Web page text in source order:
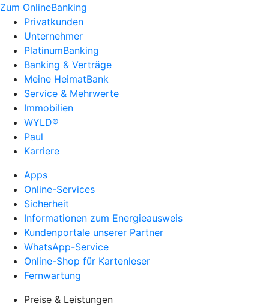
Zum OnlineBanking
Privatkunden
Unternehmer
PlatinumBanking
Banking & Verträge
Meine HeimatBank
Service & Mehrwerte
Immobilien
WYLD®
Paul
Karriere
Apps
Online-Services
Sicherheit
Informationen zum Energieausweis
Kundenportale unserer Partner
WhatsApp-Service
Online-Shop für Kartenleser
Fernwartung
Preise & Leistungen